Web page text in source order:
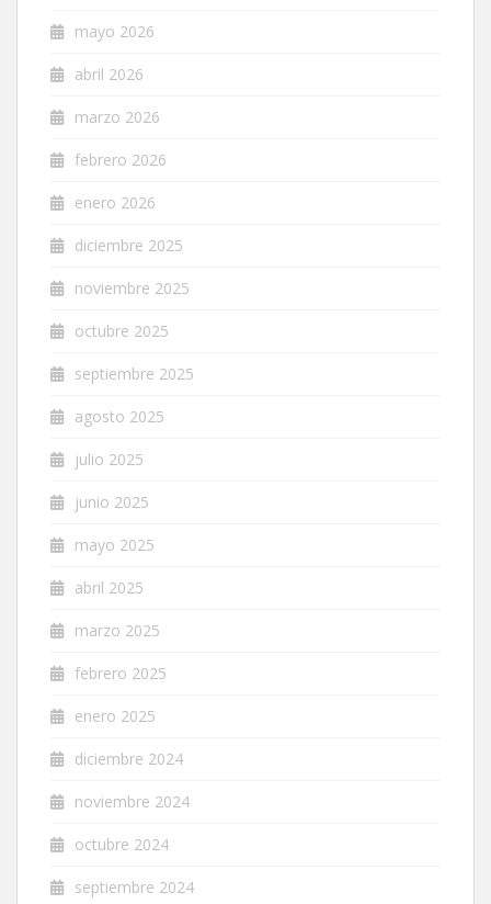
mayo 2026
abril 2026
marzo 2026
febrero 2026
enero 2026
diciembre 2025
noviembre 2025
octubre 2025
septiembre 2025
agosto 2025
julio 2025
junio 2025
mayo 2025
abril 2025
marzo 2025
febrero 2025
enero 2025
diciembre 2024
noviembre 2024
octubre 2024
septiembre 2024